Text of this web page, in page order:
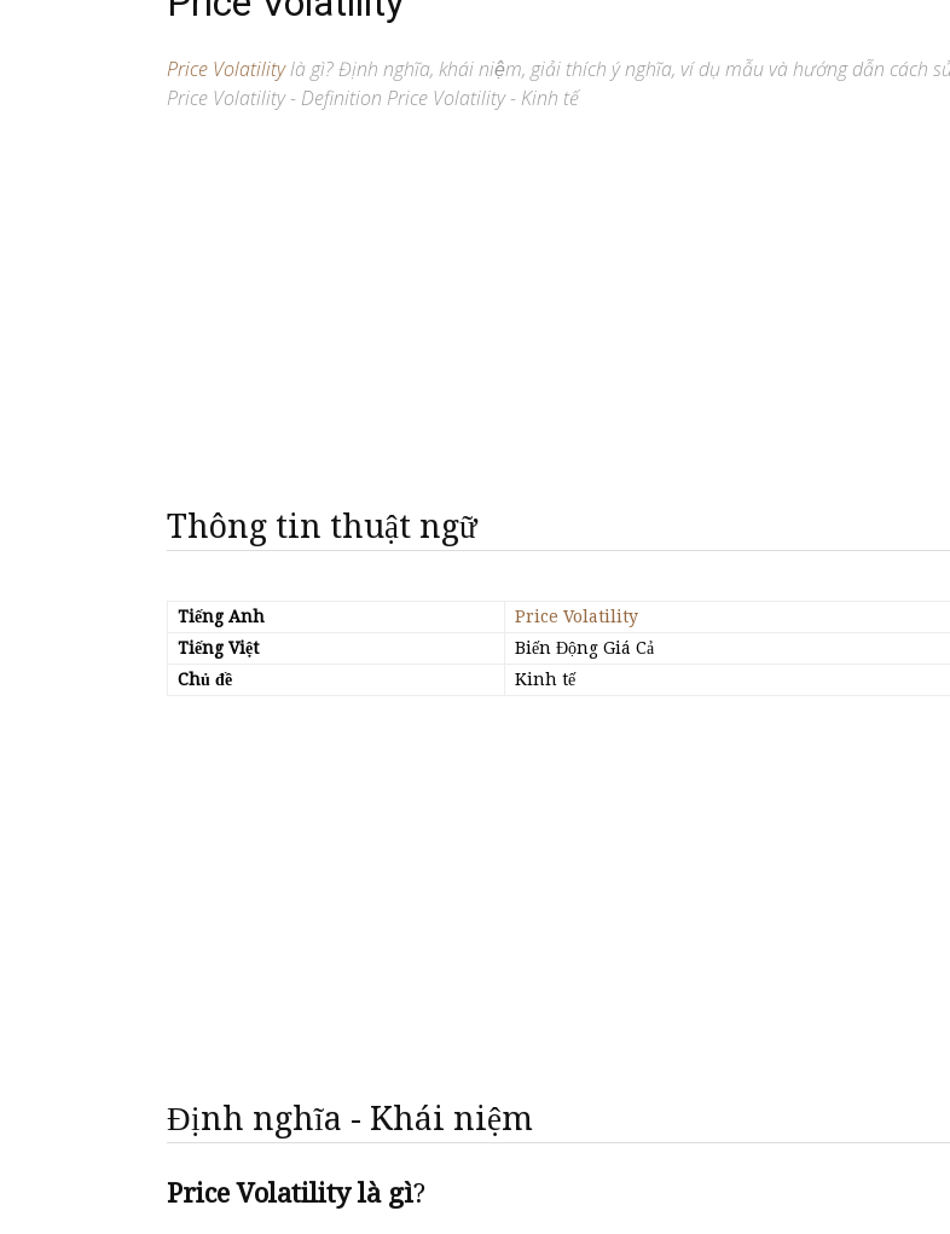
Price Volatilitylà gì? Định nghĩa, khái niệm, giải thích ý nghĩa, ví dụ mẫu và hướng dẫn cách
Price Volatility - Definition Price Volatility - Kinh tế
Thông tin thuật ngữ
Tiếng Anh
Price Volatility
Tiếng Việt
Biến Động Giá Cả
Chủ đề
Kinh tế
Định nghĩa - Khái niệm
Price Volatility là gì?